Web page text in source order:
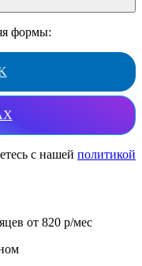
формы:
с нашей политикой
от 820 р/мес